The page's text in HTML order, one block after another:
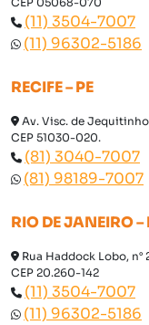
(11) 3504-7007
(11) 96302-5186
RECIFE – PE
Av. Visc. de
CEP 51030-020.
(81) 3040-7007
(81) 98189-7007
RIO DE JANEIRO –
Rua Haddock Lobo, n°
CEP 20.260-142
(11) 3504-7007
(11) 96302-5186